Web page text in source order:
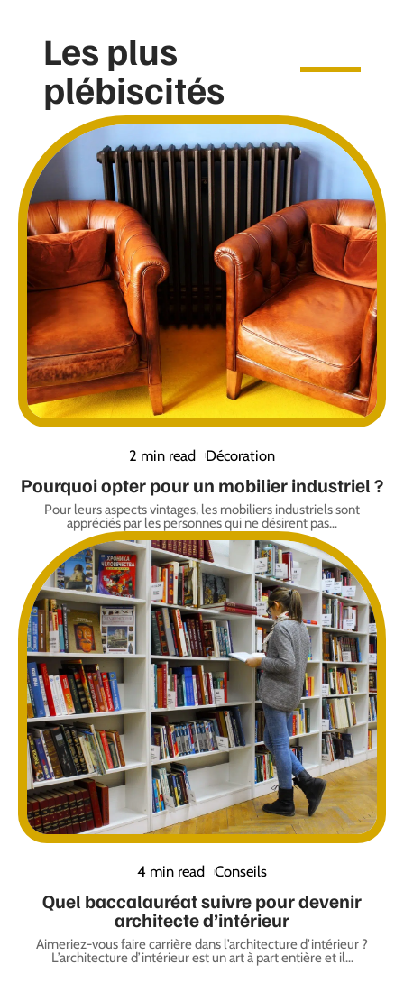
Les plus
plébiscités
2 min read Décoration
Pourquoi opter pour un mobilier industriel ?
Pour leurs aspects vintages, les mobiliers industriels sont
appréciés par les personnes qui ne désirent pas…
4 min read Conseils
Quel baccalauréat suivre pour devenir
architecte d’intérieur
Aimeriez-vous faire carrière dans l’architecture d’intérieur ?
L’architecture d’intérieur est un art à part entière et il…